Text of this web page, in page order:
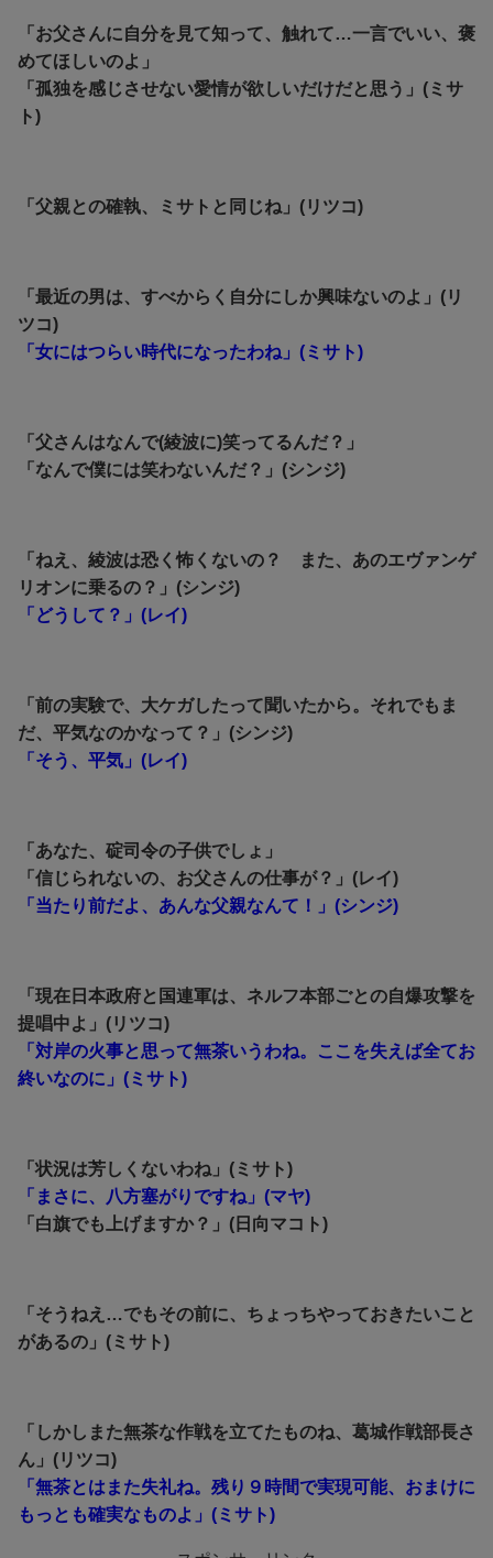
「お父さんに自分を見て知って、触れて…一言でいい、褒
めてほしいのよ」
「孤独を感じさせない愛情が欲しいだけだと思う」(ミサ
ト)
「父親との確執、ミサトと同じね」(リツコ)
「最近の男は、すべからく自分にしか興味ないのよ」(リ
ツコ)
「女にはつらい時代になったわね」(ミサト)
「父さんはなんで(綾波に)笑ってるんだ？」
「なんで僕には笑わないんだ？」(シンジ)
「ねえ、綾波は恐く怖くないの？ また、あのエヴァンゲ
リオンに乗るの？」(シンジ)
「どうして？」(レイ)
「前の実験で、大ケガしたって聞いたから。それでもま
だ、平気なのかなって？」(シンジ)
「そう、平気」(レイ)
「あなた、碇司令の子供でしょ」
「信じられないの、お父さんの仕事が？」(レイ)
「当たり前だよ、あんな父親なんて！」(シンジ)
「現在日本政府と国連軍は、ネルフ本部ごとの自爆攻撃を
提唱中よ」(リツコ)
「対岸の火事と思って無茶いうわね。ここを失えば全てお
終いなのに」(ミサト)
「状況は芳しくないわね」(ミサト)
「まさに、八方塞がりですね」(マヤ)
「白旗でも上げますか？」(日向マコト)
「そうねえ…でもその前に、ちょっちやっておきたいこと
があるの」(ミサト)
「しかしまた無茶な作戦を立てたものね、葛城作戦部長さ
ん」(リツコ)
「無茶とはまた失礼ね。残り９時間で実現可能、おまけに
もっとも確実なものよ」(ミサト)